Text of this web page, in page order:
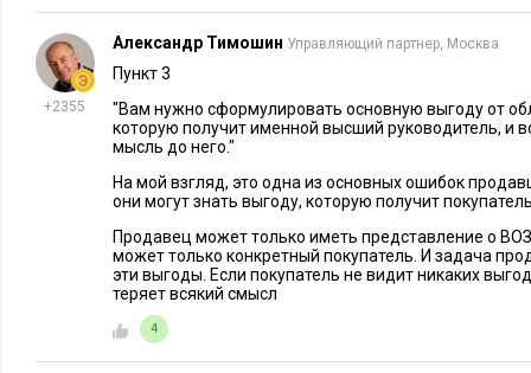
ГЛАВЫ ИЗ КНИГ 16772 5
Как повернуть переговоры в
нужную сторону
ПРОДАЖИ
подписан
+2355
Александр Тимошин Управляющий партнер, Москва
Пункт 3
"Вам нужно сформулировать основную выгоду от
которую получит именной высший руководитель, и
мысль до него."
На мой взгляд, это одна из основных ошибок
они могут знать выгоду, которую получит
Продавец может только иметь представление о
может только конкретный покупатель. И задача
эти выгоды. Если покупатель не видит никаких
теряет всякий смысл
4